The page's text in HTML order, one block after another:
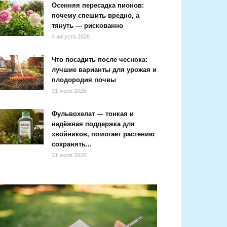
Осенняя пересадка пионов:
почему спешить вредно, а
тянуть — рискованно
4 августа 2026
Что посадить после чеснока:
лучшие варианты для урожая и
плодородия почвы
31 июля 2026
Фульвохелат — тонкая и
надёжная поддержка для
хвойников, помогает растению
сохранять...
31 июля 2026